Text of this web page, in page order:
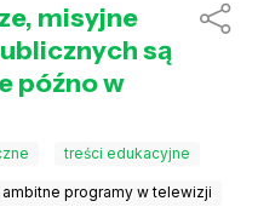
misyjne
są
późno w
treści edukacyjne
ambitne programy w telewizji